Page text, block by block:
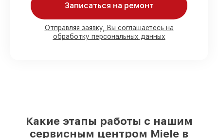
80%работ под контролем клиента
90%комплектующих для
Записаться на ремонт
Отправляя заявку, Вы соглашаетесь на
обработку персональных данных
Какие этапы работы с нашим
сервисным центром Miele в